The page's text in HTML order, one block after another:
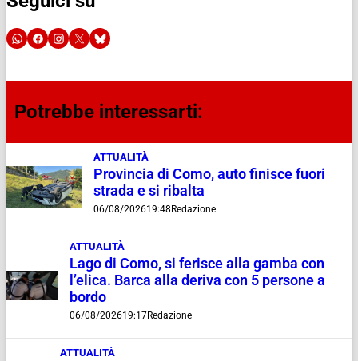
Potrebbe interessarti:
ATTUALITÀ
Provincia di Como, auto finisce fuori
strada e si ribalta
06/08/202619:48 Redazione
ATTUALITÀ
Lago di Como, si ferisce alla gamba con
l’elica. Barca alla deriva con 5 persone a
bordo
06/08/202619:17Redazione
ATTUALITÀ